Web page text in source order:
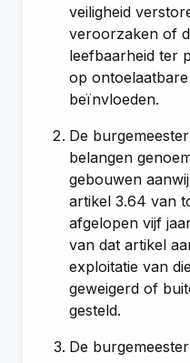
veiligheid
veroorzaken of
leefbaarheid ter
op
beïnvloeden.
De
belangen
gebouwen
artikel 3.64 van
afgelopen vijf
van dat artikel
exploitatie van
geweigerd of
gesteld.
De